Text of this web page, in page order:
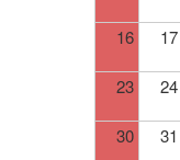
16 17
23 24
30 31